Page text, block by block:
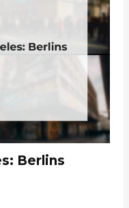
Berlins